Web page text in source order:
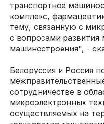
транспортное
комплекс,
тему, связанную с
с вопросами развития
машиностроения", -
Белоруссия и Россия
сотрудничестве в
микроэлектронных
осуществляемых на